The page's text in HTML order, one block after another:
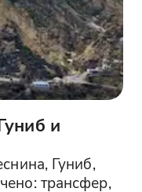
и
Гуниб,
трансфер,